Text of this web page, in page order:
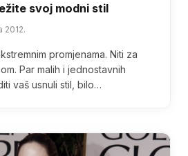
svoj modni stil
2012.
promjenama. Niti za
Par malih i jednostavnih
vaš usnuli stil, bilo…